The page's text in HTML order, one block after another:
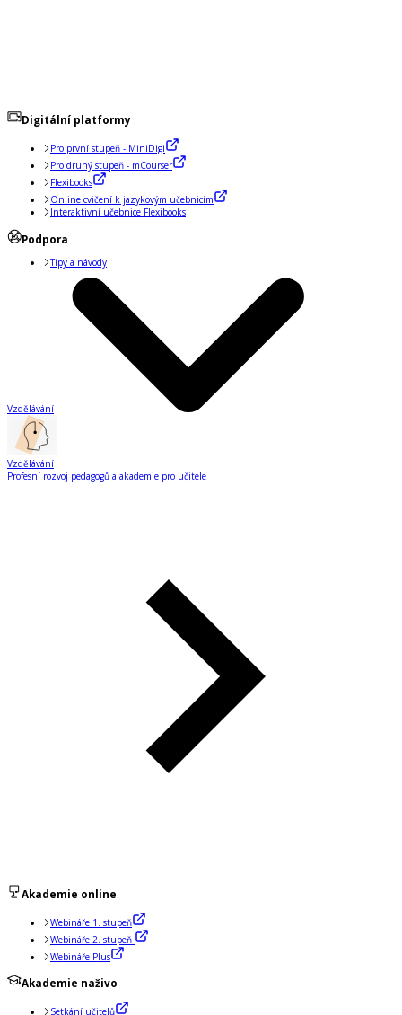
Digitální platformy
Pro první stupeň - MiniDigi
Pro druhý stupeň - mCourser
Flexibooks
Online cvičení k jazykovým učebnicím
Interaktivní učebnice Flexibooks
Podpora
Tipy a návody
Vzdělávání
Vzdělávání
Profesní rozvoj pedagogů a akademie pro učitele
Akademie online
Webináře 1. stupeň
Webináře 2. stupeň
Webináře Plus
Akademie naživo
Setkání učitelů